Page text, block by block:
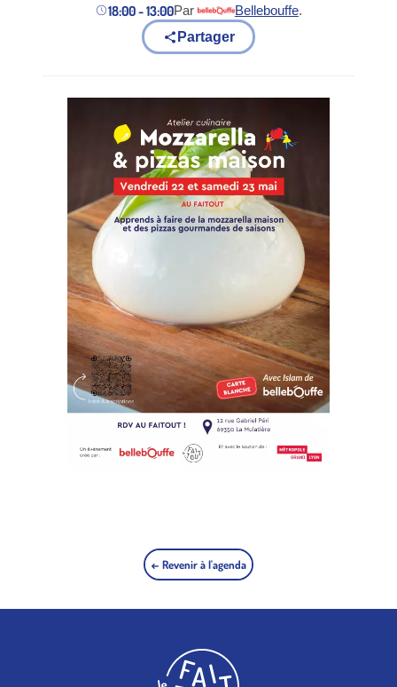
18:00 - 13:00Par Bellebouffe
(nouvel onglet)
.
Partager
← Revenir à l'agenda